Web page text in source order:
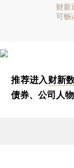
财新
可畅
推荐进入财新
债券、公司人